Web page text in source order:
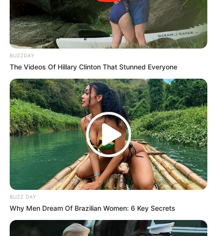
BUZZDAY
The Videos Of Hillary Clinton That Stunned Everyone
BUZZ DAY
Why Men Dream Of Brazilian Women: 6 Key Secrets